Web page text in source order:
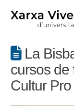
La
cursos de
Cultur Pro